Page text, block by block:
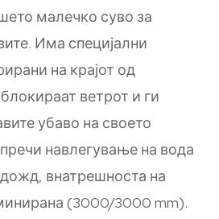
малечко суво за
Има специјални
на крајот од
ветрот и ги
убаво на своето
навлегување на вода
внатрешноста на
(3000/3000 mm).